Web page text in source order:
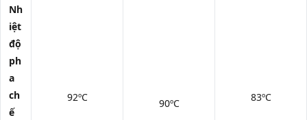
Nh
iệt
độ
ph
a
ch
ế
92ºC 90ºC 83ºC